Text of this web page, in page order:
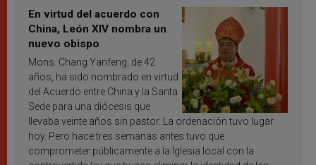
En virtud del acuerdo con
China, León XIV nombra un
nuevo obispo
Mons. Chang Yanfeng, de 42
años, ha sido nombrado en virtud
del Acuerdo entre China y la Santa
Sede para una diócesis que
llevaba veinte años sin pastor. La ordenación tuvo lugar
hoy. Pero hace tres semanas antes tuvo que
comprometer públicamente a la Iglesia local con la